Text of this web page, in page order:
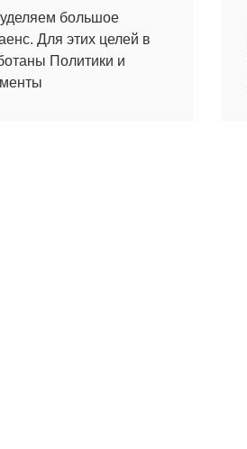
большое
Для этих целей в
Политики и